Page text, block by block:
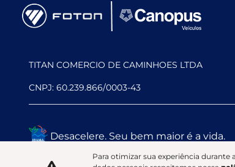
TITAN COMERCIO DE CAMINHOES LTDA
CNPJ: 60.239.866/0003-43
Desacelere. Seu bem maior é a vida.
Para otimizar sua experiência durante